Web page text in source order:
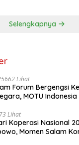
Selengkapnya
Lihat
Forum Bergengsi
MOTU Indonesia
Lihat
Koperasi Nasional
Momen Salam